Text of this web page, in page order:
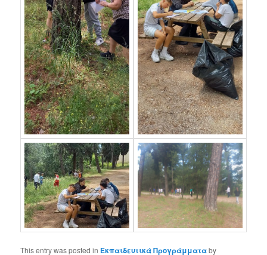
This entry was posted in Εκπαιδευτικά Προγράμματαby